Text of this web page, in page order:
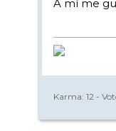
A mí me
Karma: 12 -